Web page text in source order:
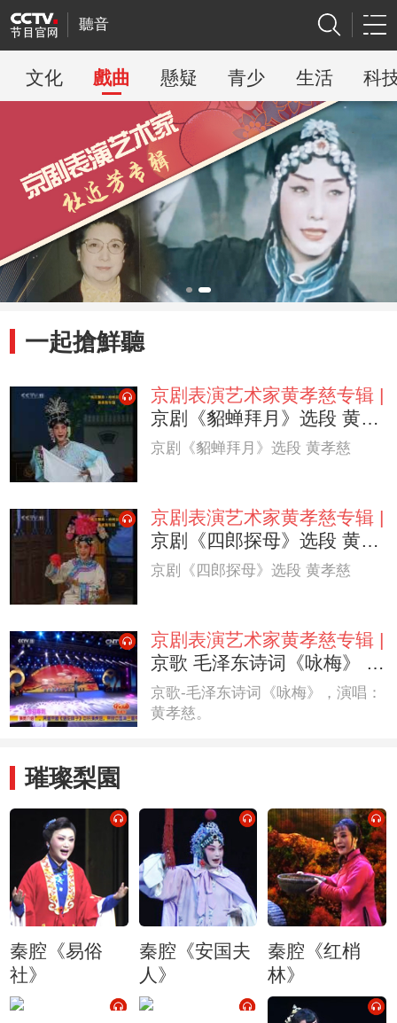
聽音
文化 戲曲 懸疑 青少 生活 科
一起搶鮮聽
京剧表演艺术家黄孝慈专辑 |
京剧《貂蝉拜月》选段 黄孝
慈
京剧《貂蝉拜月》选段 黄孝慈
京剧表演艺术家黄孝慈专辑 |
京剧《四郎探母》选段 黄孝
慈
京剧《四郎探母》选段 黄孝慈
京剧表演艺术家黄孝慈专辑 |
京歌 毛泽东诗词《咏梅》 演
唱：黄孝慈
京歌-毛泽东诗词《咏梅》，演唱：
黄孝慈。
璀璨梨園
秦腔《易俗
社》
秦腔《安国夫
人》
秦腔《红梢
林》